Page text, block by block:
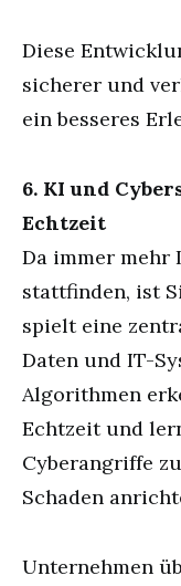
Diese
sicherer und
ein besseres
6. KI und
Echtzeit
Da immer mehr
stattfinden, ist
spielt eine
Daten und IT-
Algorithmen
Echtzeit und
Cyberangriffe
Schaden
Unternehmen